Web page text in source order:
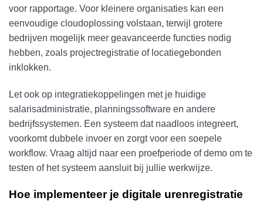
voor rapportage. Voor kleinere organisaties kan een
eenvoudige cloudoplossing volstaan, terwijl grotere
bedrijven mogelijk meer geavanceerde functies nodig
hebben, zoals projectregistratie of locatiegebonden
inklokken.
Let ook op integratiekoppelingen met je huidige
salarisadministratie, planningssoftware en andere
bedrijfssystemen. Een systeem dat naadloos integreert,
voorkomt dubbele invoer en zorgt voor een soepele
workflow. Vraag altijd naar een proefperiode of demo om te
testen of het systeem aansluit bij jullie werkwijze.
Hoe implementeer je digitale urenregistratie